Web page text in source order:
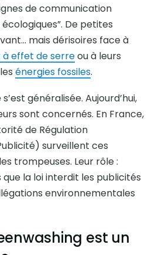
de communication
De petites
mais dérisoires face à
à effet de serreou à leurs
énergies fossiles.
généralisée. Aujourd’hui,
sont concernés. En France,
de Régulation
surveillent ces
trompeuses. Leur rôle :
la loi interdit les publicités
environnementales
est un